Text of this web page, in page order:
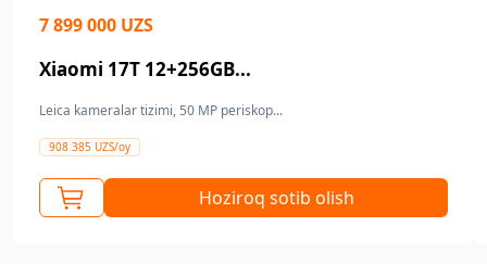
7 899 000 UZS
Xiaomi 17T 12+256GB...
Leica kameralar tizimi, 50 MP periskop...
908 385 UZS/oy
Hoziroq sotib olish